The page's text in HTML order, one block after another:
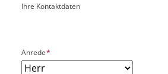
O
k
UIhre Kontaktdaten
P
f
Anrede*